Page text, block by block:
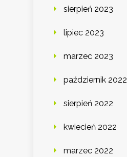
sierpień 2023
lipiec 2023
marzec 2023
październik 2022
sierpień 2022
kwiecień 2022
marzec 2022